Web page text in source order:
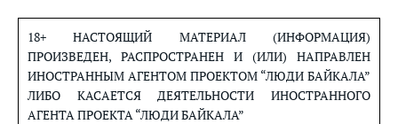
содержанию
18+ НАСТОЯЩИЙ МАТЕРИАЛ (ИНФОРМАЦИЯ)
ПРОИЗВЕДЕН, РАСПРОСТРАНЕН И (ИЛИ) НАПРАВЛЕН
ИНОСТРАННЫМ АГЕНТОМ ПРОЕКТОМ “ЛЮДИ БАЙКАЛА”
ЛИБО КАСАЕТСЯ ДЕЯТЕЛЬНОСТИ ИНОСТРАННОГО
АГЕНТА ПРОЕКТА “ЛЮДИ БАЙКАЛА”